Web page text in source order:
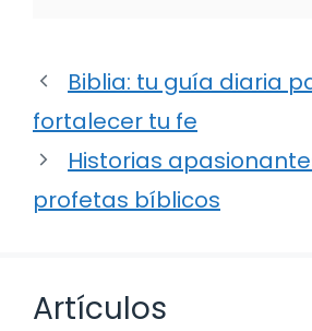
Biblia: tu guía diaria
fortalecer tu fe
Historias
profetas bíblicos
Artículos